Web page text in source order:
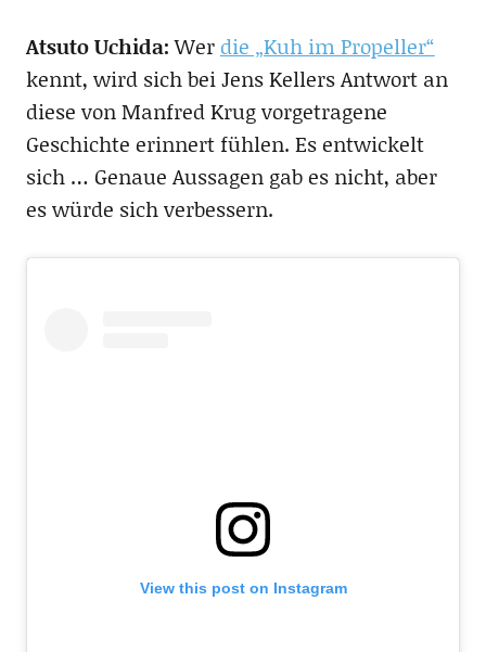
Atsuto Uchida:Wer die „Kuh im Propeller“
kennt, wird sich bei Jens Kellers Antwort an
diese von Manfred Krug vorgetragene
Geschichte erinnert fühlen. Es entwickelt
sich … Genaue Aussagen gab es nicht, aber
es würde sich verbessern.
View this post on Instagram